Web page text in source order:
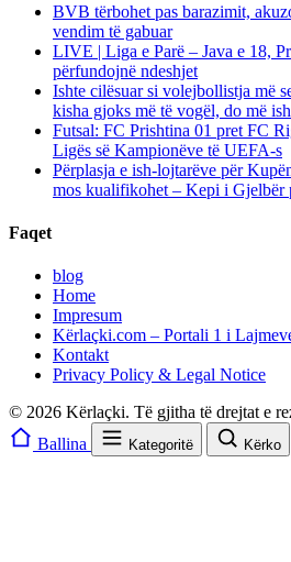
BVB tërbohet pas barazimit,
vendim të gabuar
LIVE | Liga e Parë – Java e 18,
përfundojnë ndeshjet
Ishte cilësuar si volejbollistja më
kisha gjoks më të vogël, do më
Futsal: FC Prishtina 01 pret FC
Ligës së Kampionëve të UEFA-s
Përplasja e ish-lojtarëve për
mos kualifikohet – Kepi i Gjelbër
Faqet
blog
Home
Impresum
Kërlaçki.com – Portali 1 i
Kontakt
Privacy Policy & Legal Notice
© 2026 Kërlaçki. Të gjitha të drejtat e
Ballina
Kategoritë Kërko